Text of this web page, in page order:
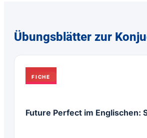
Übungsblätter zur
FICHE
Future Perfect im Englischen: